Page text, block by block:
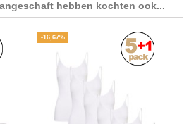
hebben kochten ook...
-16,67%